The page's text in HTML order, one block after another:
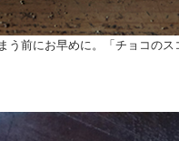
う前にお早めに。「チョコの